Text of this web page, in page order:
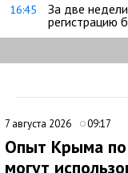
16:45
За две
регистрацию
7 августа 2026 09:17
Опыт Крыма по
могут